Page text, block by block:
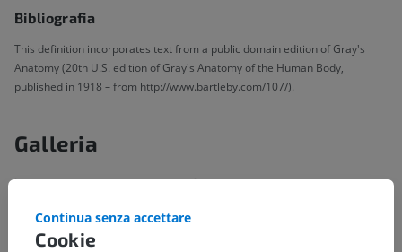
Bibliografia
This definition incorporates text from a public domain edition of Gray's
Anatomy (20th U.S. edition of Gray's Anatomy of the Human Body,
published in 1918 – from http://www.bartleby.com/107/).
Galleria
Cookie
Continua senza accettare